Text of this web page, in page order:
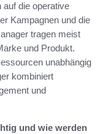
die operative
Kampagnen und die
tragen meist
und Produkt.
unabhängig
kombiniert
und
und wie werden